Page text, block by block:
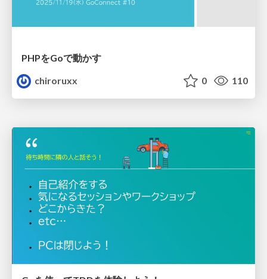
PHPをGoで動かす
chiroruxx
0 110